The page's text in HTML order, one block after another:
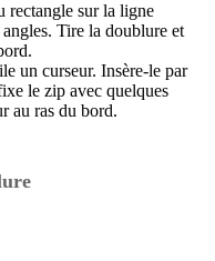
rectangle sur la ligne
Tire la doublure et
un curseur. Insère-le par
le zip avec quelques
au ras du bord.